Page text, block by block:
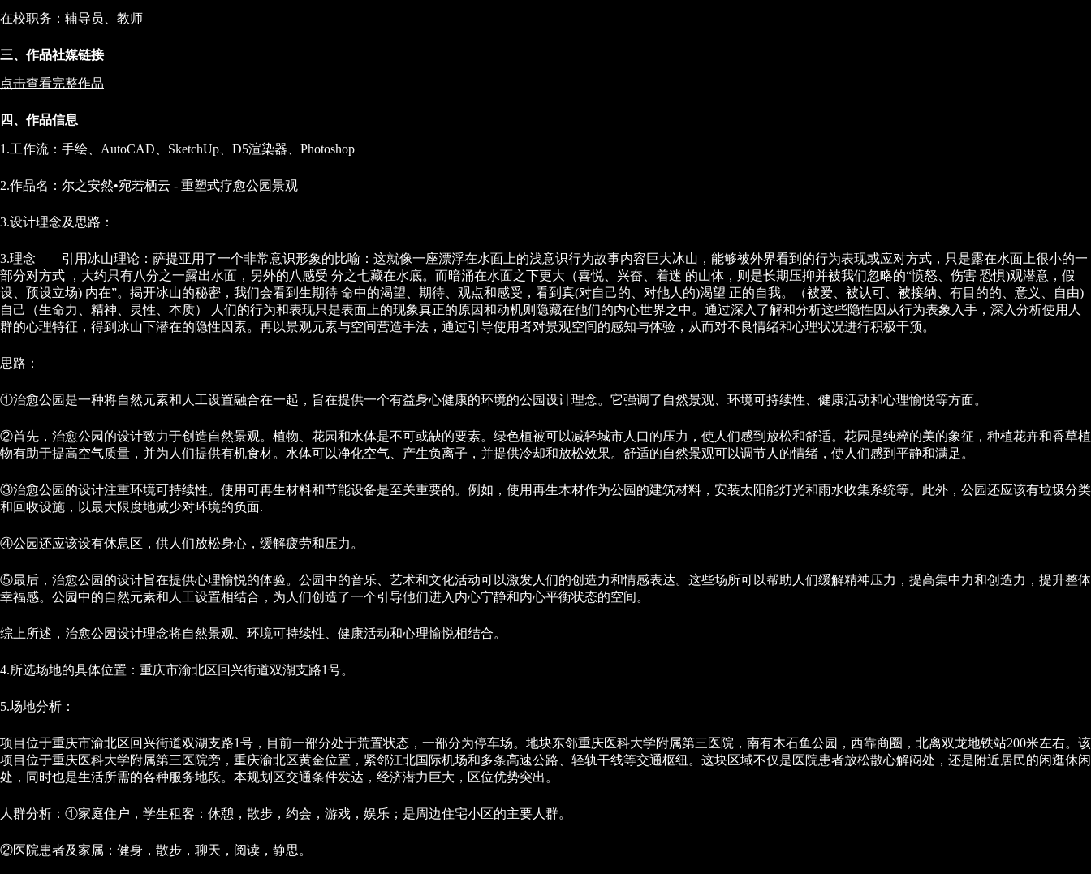
在校职务：辅导员、教师
三、作品社媒链接
点击查看完整作品
四、作品信息
1.工作流：手绘、AutoCAD、SketchUp、D5渲染器、Photoshop
2.作品名：尔之安然•宛若栖云 - 重塑式疗愈公园景观
3.设计理念及思路：
3.理念——引用冰山理论：萨提亚用了一个非常意识形象的比喻：这就像一座漂浮在水面上的浅意识行为故事内容巨大冰山，能够被外界看到的行为表现或应对方式，只是露在水面上很小的一
部分对方式 ，大约只有八分之一露出水面，另外的八感受 分之七藏在水底。而暗涌在水面之下更大（喜悦、兴奋、着迷 的山体，则是长期压抑并被我们忽略的“愤怒、伤害 恐惧)观潜意，假
设、预设立场) 内在”。揭开冰山的秘密，我们会看到生期待 命中的渴望、期待、观点和感受，看到真(对自己的、对他人的)渴望 正的自我。（被爱、被认可、被接纳、有目的的、意义、自由)
自己（生命力、精神、灵性、本质） 人们的行为和表现只是表面上的现象真正的原因和动机则隐藏在他们的内心世界之中。通过深入了解和分析这些隐性因从行为表象入手，深入分析使用人
群的心理特征，得到冰山下潜在的隐性因素。再以景观元素与空间营造手法，通过引导使用者对景观空间的感知与体验，从而对不良情绪和心理状况进行积极干预。
思路：
①治愈公园是一种将自然元素和人工设置融合在一起，旨在提供一个有益身心健康的环境的公园设计理念。它强调了自然景观、环境可持续性、健康活动和心理愉悦等方面。
②首先，治愈公园的设计致力于创造自然景观。植物、花园和水体是不可或缺的要素。绿色植被可以减轻城市人口的压力，使人们感到放松和舒适。花园是纯粹的美的象征，种植花卉和香草植
物有助于提高空气质量，并为人们提供有机食材。水体可以净化空气、产生负离子，并提供冷却和放松效果。舒适的自然景观可以调节人的情绪，使人们感到平静和满足。
③治愈公园的设计注重环境可持续性。使用可再生材料和节能设备是至关重要的。例如，使用再生木材作为公园的建筑材料，安装太阳能灯光和雨水收集系统等。此外，公园还应该有垃圾分类
和回收设施，以最大限度地减少对环境的负面.
④公园还应该设有休息区，供人们放松身心，缓解疲劳和压力。
⑤最后，治愈公园的设计旨在提供心理愉悦的体验。公园中的音乐、艺术和文化活动可以激发人们的创造力和情感表达。这些场所可以帮助人们缓解精神压力，提高集中力和创造力，提升整体
幸福感。公园中的自然元素和人工设置相结合，为人们创造了一个引导他们进入内心宁静和内心平衡状态的空间。
综上所述，治愈公园设计理念将自然景观、环境可持续性、健康活动和心理愉悦相结合。
4.所选场地的具体位置：重庆市渝北区回兴街道双湖支路1号。
5.场地分析：
项目位于重庆市渝北区回兴街道双湖支路1号，目前一部分处于荒置状态，一部分为停车场。地块东邻重庆医科大学附属第三医院，南有木石鱼公园，西靠商圈，北离双龙地铁站200米左右。该
项目位于重庆医科大学附属第三医院旁，重庆渝北区黄金位置，紧邻江北国际机场和多条高速公路、轻轨干线等交通枢纽。这块区域不仅是医院患者放松散心解闷处，还是附近居民的闲逛休闲
处，同时也是生活所需的各种服务地段。本规划区交通条件发达，经济潜力巨大，区位优势突出。
人群分析：①家庭住户，学生租客：休憩，散步，约会，游戏，娱乐；是周边住宅小区的主要人群。
②医院患者及家属：健身，散步，聊天，阅读，静思。